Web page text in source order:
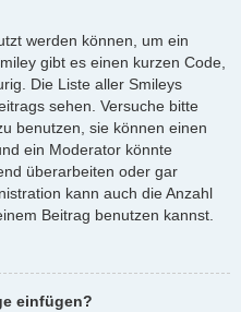
werden können, um ein
gibt es einen kurzen Code,
Die Liste aller Smileys
sehen. Versuche bitte
benutzen, sie können einen
ein Moderator könnte
überarbeiten oder gar
kann auch die Anzahl
Beitrag benutzen kannst.
einfügen?